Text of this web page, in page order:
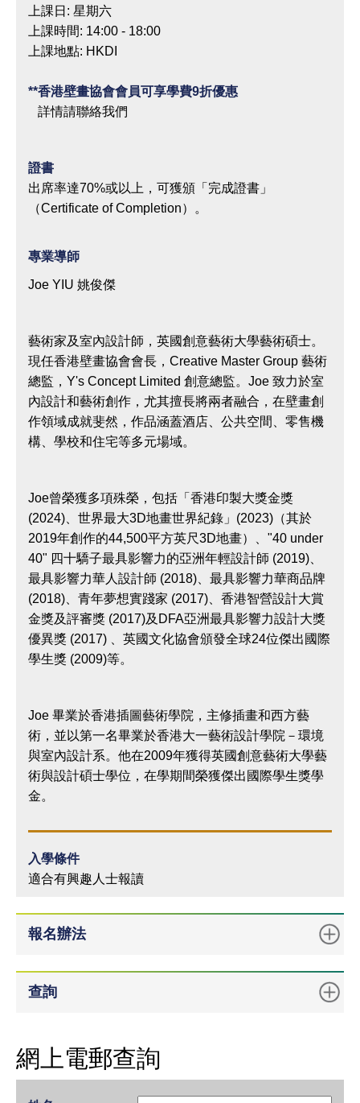
上課日: 星期六
上課時間: 14:00 - 18:00
上課地點: HKDI
**香港壁畫協會會員可享學費9折優惠
詳情請聯絡我們
證書
出席率達70%或以上，可獲頒「完成證書」
（Certificate of Completion）。
專業導師
Joe YIU 姚俊傑
藝術家及室內設計師，英國創意藝術大學藝術碩士。
現任香港壁畫協會會長，Creative Master Group 藝術
總監，Y's Concept Limited 創意總監。Joe 致力於室
內設計和藝術創作，尤其擅長將兩者融合，在壁畫創
作領域成就斐然，作品涵蓋酒店、公共空間、零售機
構、學校和住宅等多元場域。
Joe曾榮獲多項殊榮，包括「香港印製大獎金獎
(2024)、世界最大3D地畫世界紀錄」(2023)（其於
2019年創作的44,500平方英尺3D地畫）、"40 under
40" 四十驕子最具影響力的亞洲年輕設計師 (2019)、
最具影響力華人設計師 (2018)、最具影響力華商品牌
(2018)、青年夢想實踐家 (2017)、香港智營設計大賞
金獎及評審獎 (2017)及DFA亞洲最具影響力設計大獎
優異獎 (2017) 、英國文化協會頒發全球24位傑出國際
學生獎 (2009)等。
Joe 畢業於香港插圖藝術學院，主修插畫和西方藝
術，並以第一名畢業於香港大一藝術設計學院－環境
與室內設計系。他在2009年獲得英國創意藝術大學藝
術與設計碩士學位，在學期間榮獲傑出國際學生獎學
金。
入學條件
適合有興趣人士報讀
報名辦法
查詢
網上電郵查詢